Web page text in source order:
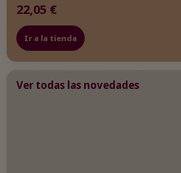
22,05 €
Ir a la tienda
Ver todas las novedades